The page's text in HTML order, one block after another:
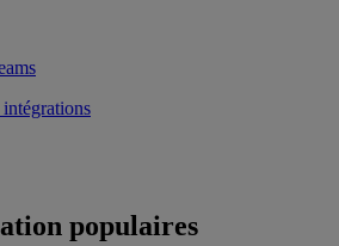
populaires